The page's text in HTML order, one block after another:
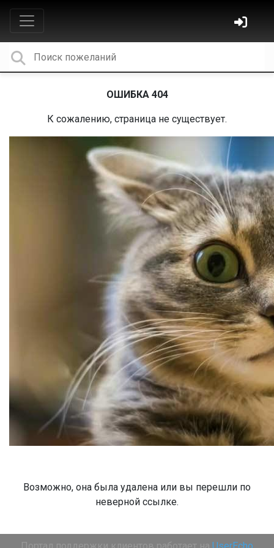
ОШИБКА 404
К сожалению, страница не существует.
Возможно, она была удалена или вы перешли по
неверной ссылке.